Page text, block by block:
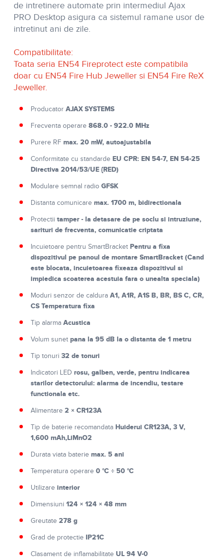
de intretinere automate prin intermediul Ajax
PRO Desktop asigura ca sistemul ramane usor de
intretinut ani de zile.
Compatibilitate:
Toata seria EN54 Fireprotect este compatibila
doar cu EN54 Fire Hub Jeweller si EN54 Fire ReX
Jeweller.
Producator AJAX SYSTEMS
Frecventa operare 868.0 - 922.0 MHz
Purere RF max. 20 mW, autoajustabila
Conformitate cu standarde EU CPR: EN 54-7, EN 54-25
Directiva 2014/53/UE {RED)
Modulare semnal radio GFSK
Distanta comunicare max. 1700 m, bidirectionala
Protectii tamper - la detasare de pe soclu si intruziune,
sarituri de frecventa, comunicatie criptata
Incuietoare pentru SmartBracket Pentru a fixa
dispozitivul pe panoul de montare SmartBracket (Cand
este blocata, incuietoarea fixeaza dispozitivul si
impiedica scoaterea acestuia fara o unealta speciala)
Moduri senzor de caldura A1, A1R, A1S B, BR, BS C, CR,
CS Temperatura fixa
Tip alarma Acustica
Volum sunet pana la 95 dB la o distanta de 1 metru
Tip tonuri 32 de tonuri
Indicatori LED rosu, galben, verde, pentru indicarea
starilor detectorului: alarma de incendiu, testare
functionala etc.
Alimentare 2 × CR123A
Tip de baterie recomandata Huiderui CR123A, 3 V,
1,600 mAh,LiMnO2
Durata viata baterie max. 5 ani
Temperatura operare 0 °C ÷ 50 °C
Utilizare interior
Dimensiuni 124 × 124 × 48 mm
Greutate 278 g
Grad de protectie IP21C
Clasament de inflamabilitate UL 94 V-0